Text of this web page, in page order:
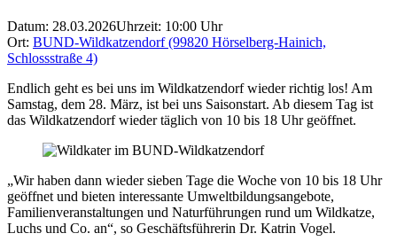
Datum: 28.03.2026Uhrzeit: 10:00 Uhr
Ort: BUND-Wildkatzendorf (99820 Hörselberg-Hainich,
Schlossstraße 4)
Endlich geht es bei uns im Wildkatzendorf wieder richtig los! Am
Samstag, dem 28. März, ist bei uns Saisonstart. Ab diesem Tag ist
das Wildkatzendorf wieder täglich von 10 bis 18 Uhr geöffnet.
„Wir haben dann wieder sieben Tage die Woche von 10 bis 18 Uhr
geöffnet und bieten interessante Umweltbildungsangebote,
Familienveranstaltungen und Naturführungen rund um Wildkatze,
Luchs und Co. an“, so Geschäftsführerin Dr. Katrin Vogel.